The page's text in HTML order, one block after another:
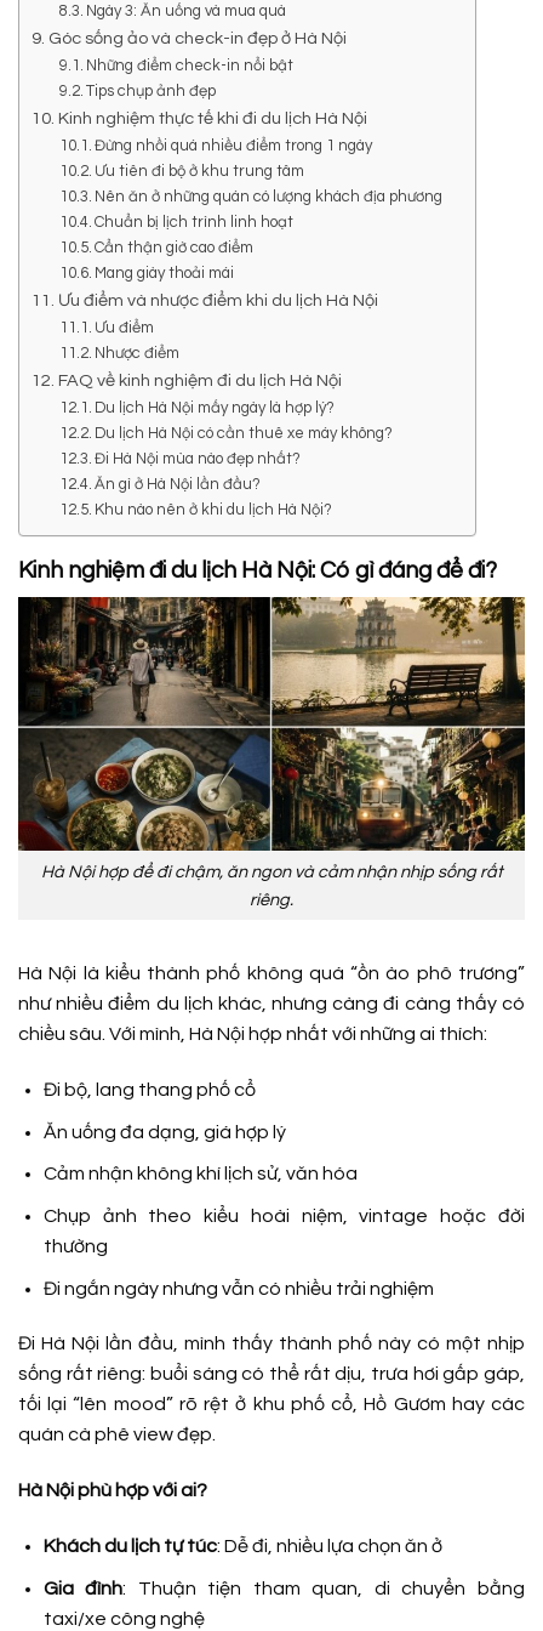
Ngày 3: Ăn uống và mua quà
Góc sống ảo và check-in đẹp ở Hà Nội
Những điểm check-in nổi bật
Tips chụp ảnh đẹp
Kinh nghiệm thực tế khi đi du lịch Hà Nội
Đừng nhồi quá nhiều điểm trong 1 ngày
Ưu tiên đi bộ ở khu trung tâm
Nên ăn ở những quán có lượng khách địa phương
Chuẩn bị lịch trình linh hoạt
Cẩn thận giờ cao điểm
Mang giày thoải mái
Ưu điểm và nhược điểm khi du lịch Hà Nội
Ưu điểm
Nhược điểm
FAQ về kinh nghiệm đi du lịch Hà Nội
Du lịch Hà Nội mấy ngày là hợp lý?
Du lịch Hà Nội có cần thuê xe máy không?
Đi Hà Nội mùa nào đẹp nhất?
Ăn gì ở Hà Nội lần đầu?
Khu nào nên ở khi du lịch Hà Nội?
Kinh nghiệm đi du lịch Hà Nội: Có gì đáng để đi?
Hà Nội hợp để đi chậm, ăn ngon và cảm nhận nhịp sống rất
riêng.
Hà Nội là kiểu thành phố không quá “ồn ào phô trương”
như nhiều điểm du lịch khác, nhưng càng đi càng thấy có
chiều sâu. Với mình, Hà Nội hợp nhất với những ai thích:
Đi bộ, lang thang phố cổ
Ăn uống đa dạng, giá hợp lý
Cảm nhận không khí lịch sử, văn hóa
Chụp ảnh theo kiểu hoài niệm, vintage hoặc đời
thường
Đi ngắn ngày nhưng vẫn có nhiều trải nghiệm
Đi Hà Nội lần đầu, mình thấy thành phố này có một nhịp
sống rất riêng: buổi sáng có thể rất dịu, trưa hơi gấp gáp,
tối lại “lên mood” rõ rệt ở khu phố cổ, Hồ Gươm hay các
quán cà phê view đẹp.
Hà Nội phù hợp với ai?
Khách du lịch tự túc: Dễ đi, nhiều lựa chọn ăn ở
Gia đình: Thuận tiện tham quan, di chuyển bằng
taxi/xe công nghệ